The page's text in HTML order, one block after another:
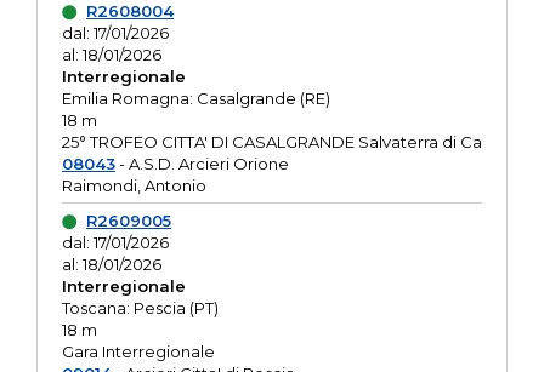
R2608004
dal: 17/01/2026
al: 18/01/2026
Interregionale
Emilia Romagna: Casalgrande (RE)
18 m
25° TROFEO CITTA' DI CASALGRANDE Salvaterra di Ca
08043- A.S.D. Arcieri Orione
Raimondi, Antonio
R2609005
dal: 17/01/2026
al: 18/01/2026
Interregionale
Toscana: Pescia (PT)
18 m
Gara Interregionale